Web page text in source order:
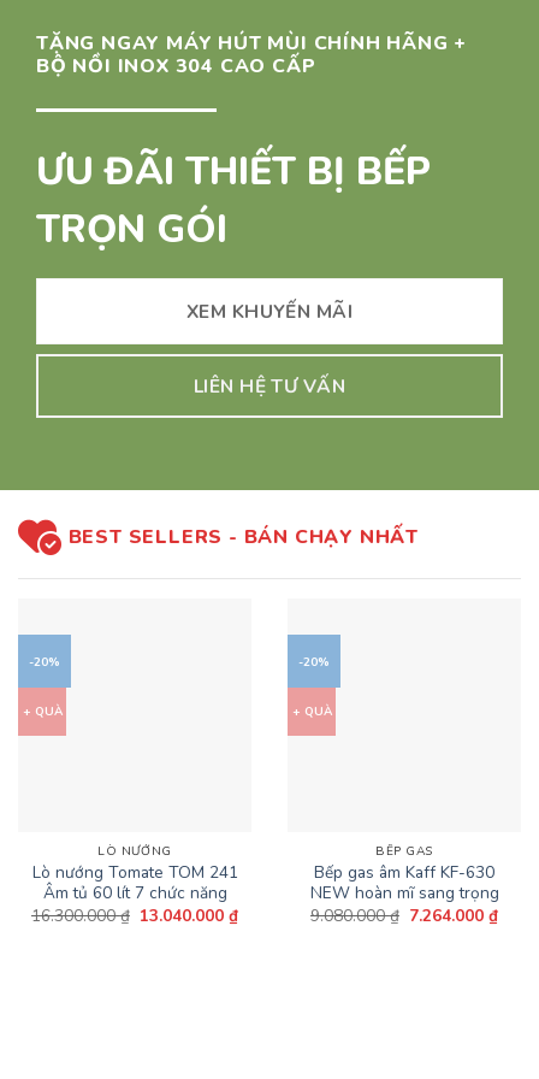
TẶNG NGAY MÁY HÚT MÙI CHÍNH HÃNG +
BỘ NỒI INOX 304 CAO CẤP
ƯU ĐÃI THIẾT BỊ BẾP
TRỌN GÓI
XEM KHUYẾN MÃI
LIÊN HỆ TƯ VẤN
BEST SELLERS - BÁN CHẠY NHẤT
-20%
+ QUÀ
LÒ NƯỚNG
Lò nướng Tomate TOM 241
Âm tủ 60 lít 7 chức năng
16.300.000₫ Giá
13.040.000₫Giá
-20%
+ QUÀ
BẾP GAS
Bếp gas âm Kaff KF-630
NEW hoàn mĩ sang trọng
9.080.000₫ Giá
7.264.000₫Giá